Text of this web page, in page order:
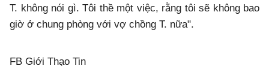
T. không nói gì. Tôi thề một việc, rằng tôi sẽ không bao
giờ ở chung phòng với vợ chồng T. nữa".
FB Giới Thạo Tin